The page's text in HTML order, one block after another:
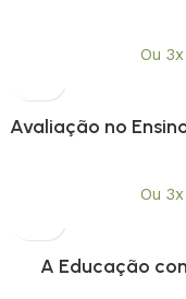
Ou
Avaliação no
Ou
A Educação